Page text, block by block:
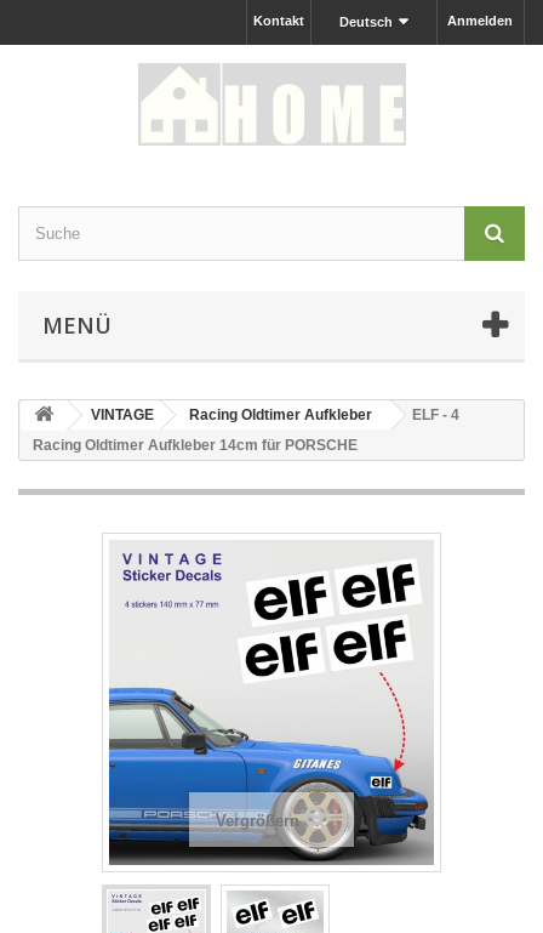
Anmelden
Deutsch
Kontakt
MENÜ
VINTAGE Racing Oldtimer Aufkleber
ELF - 4
Racing Oldtimer Aufkleber 14cm für PORSCHE
Vergrößern